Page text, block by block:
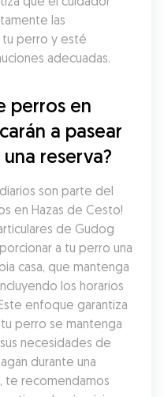
las
perro y esté
adecuadas.
perros en
a pasear
reserva?
son parte del
en Hazas de Cesto!
de Gudog
a tu perro una
casa, que mantenga
los horarios
enfoque garantiza
perro se mantenga
necesidades de
durante una
te recomendamos